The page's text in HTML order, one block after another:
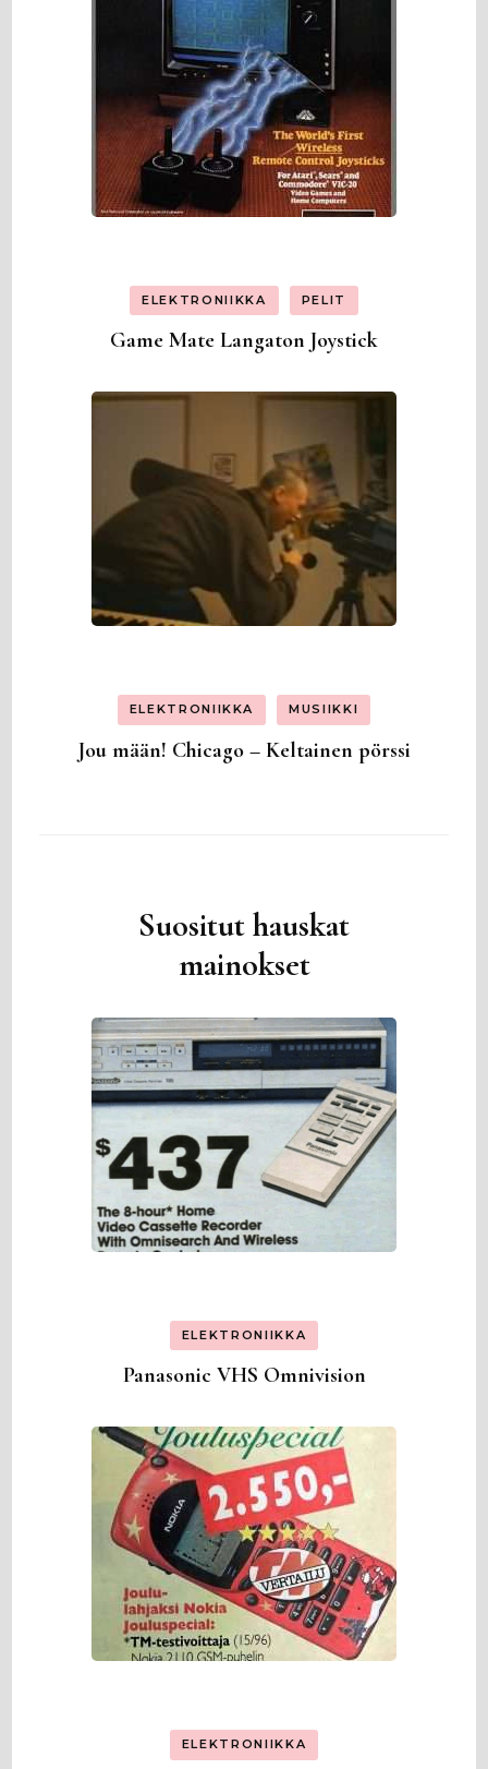
ELEKTRONIIKKA PELIT
Game Mate Langaton Joystick
ELEKTRONIIKKA MUSIIKKI
Jou mään! Chicago – Keltainen pörssi
Suositut hauskat
mainokset
ELEKTRONIIKKA
Panasonic VHS Omnivision
ELEKTRONIIKKA